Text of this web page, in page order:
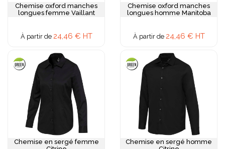
Chemise oxford manches
longues femme Vaillant
À partir de 24,46 € HT
Chemise oxford manches
longues homme Manitoba
À partir de 24,46 € HT
Chemise en sergé femme
Chemise en sergé homme